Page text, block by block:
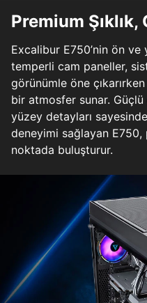
Premium Şıklık,
Excalibur E750’nin ön
temperli cam paneller,
görünümle öne
bir atmosfer sunar. Güçlü
yüzey detayları
deneyimi sağlayan E750,
noktada buluşturur.